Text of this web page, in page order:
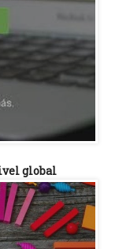
global